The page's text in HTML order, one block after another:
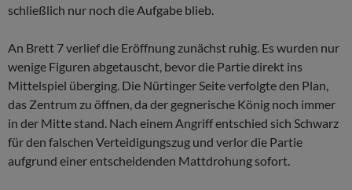
schließlich nur noch die Aufgabe blieb.
An Brett 7 verlief die Eröffnung zunächst ruhig. Es wurden nur
wenige Figuren abgetauscht, bevor die Partie direkt ins
Mittelspiel überging. Die Nürtinger Seite verfolgte den Plan,
das Zentrum zu öffnen, da der gegnerische König noch immer
in der Mitte stand. Nach einem Angriff entschied sich Schwarz
für den falschen Verteidigungszug und verlor die Partie
aufgrund einer entscheidenden Mattdrohung sofort.